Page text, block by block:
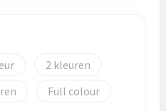
2
Full colour